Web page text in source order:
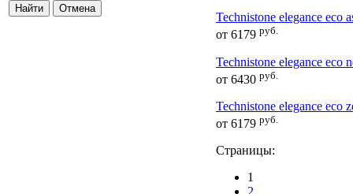
Technistone elegance eco
от 6179 руб.
Technistone elegance eco
от 6430 руб.
Technistone elegance eco
от 6179 руб.
Страницы:
1